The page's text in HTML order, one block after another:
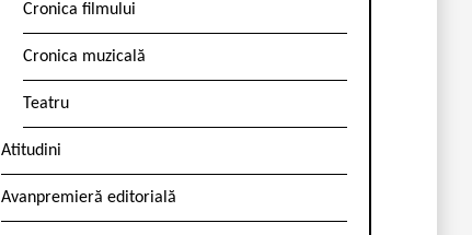
Cronica filmului
Cronica muzicală
Teatru
Atitudini
Avanpremieră editorială